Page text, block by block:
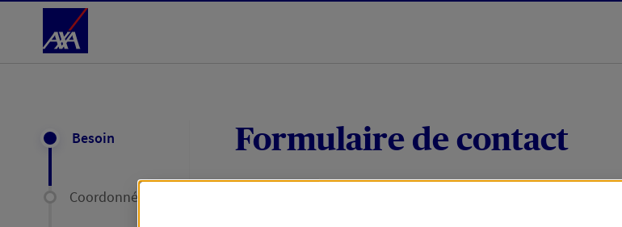
Accéder au Contenu
Besoin
Coordonnées
Formulaire de contact